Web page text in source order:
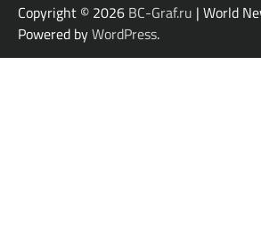
Copyright © 2026 BC-Graf.ru | World
Powered byWordPress.